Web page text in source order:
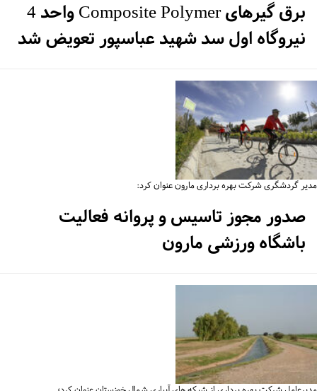
برق گیرهای Composite Polymer واحد 4
نیروگاه اول سد شهید عباسپور تعویض شد
گردشگری شرکت بهره برداری مارون عنوان کرد:
صدور مجوز تاسیس و پروانه فعالیت
باشگاه ورزشی مارون